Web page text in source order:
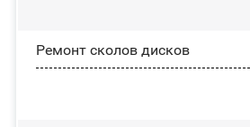
Ремонт сколов дисков